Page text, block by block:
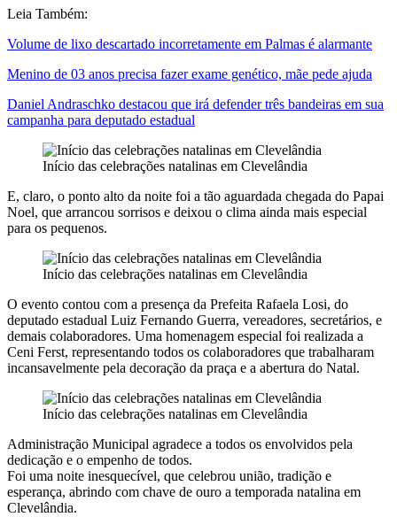
Leia Também:
Volume de lixo descartado incorretamente em Palmas é alarmante
Menino de 03 anos precisa fazer exame genético, mãe pede ajuda
Daniel Andraschko destacou que irá defender três bandeiras em sua
campanha para deputado estadual
Início das celebrações natalinas em Clevelândia
E, claro, o ponto alto da noite foi a tão aguardada chegada do Papai
Noel, que arrancou sorrisos e deixou o clima ainda mais especial
para os pequenos.
Início das celebrações natalinas em Clevelândia
O evento contou com a presença da Prefeita Rafaela Losi, do
deputado estadual Luiz Fernando Guerra, vereadores, secretários, e
demais colaboradores. Uma homenagem especial foi realizada a
Ceni Ferst, representando todos os colaboradores que trabalharam
incansavelmente pela decoração da praça e a abertura do Natal.
Início das celebrações natalinas em Clevelândia
Administração Municipal agradece a todos os envolvidos pela
dedicação e o empenho de todos.
Foi uma noite inesquecível, que celebrou união, tradição e
esperança, abrindo com chave de ouro a temporada natalina em
Clevelândia.